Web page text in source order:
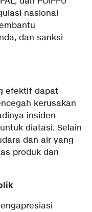
nasional
dan sanksi
efektif dapat
kerusakan
insiden
diatasi. Selain
dan air yang
produk dan